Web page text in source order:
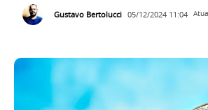
Gustavo Bertolucci 05/12/2024 11:04